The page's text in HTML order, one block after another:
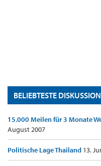
BELIEBTESTE
15.000 Meilen für 3 Monate
August 2007
Politische Lage Thailand 13.